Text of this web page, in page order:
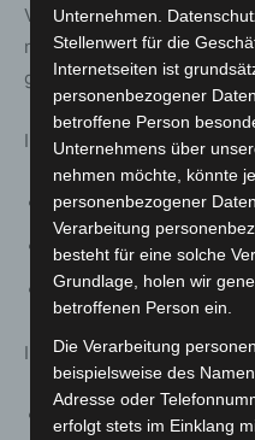
Verwaltungsbau
neun Stellplätze und ist
gestaltet.
Im Erdgeschoss befinden
Umkleiden und
Werkstatt, Lager und
direkter Zugang zur
Im Obergeschoss sind
Schulungsraum
Unternehmen.
Stellenwert für die
Internetseiten ist
personenbezogener
betroffene Person
Unternehmens über
nehmen möchte, könnte
personenbezogener
Verarbeitung
besteht für eine solche
Grundlage, holen wir
betroffenen Person ein.
Die Verarbeitung
beispielsweise des
Adresse oder
erfolgt stets im Einklang